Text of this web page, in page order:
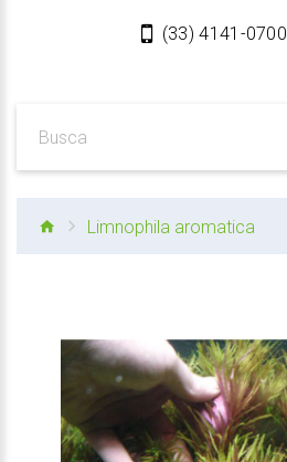
(33) 4141-0700
Limnophila aromatica